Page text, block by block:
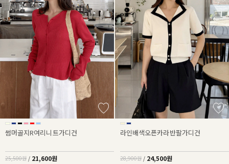
썸머골지R여리니트가디건
25,500원 / 21,600원
라인배색오픈카라반팔가디건
28,900원 / 24,500원